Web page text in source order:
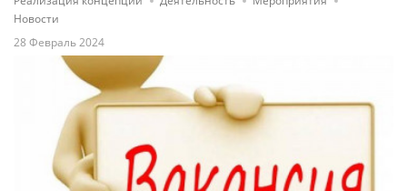
Новости
28 Февраль 2024